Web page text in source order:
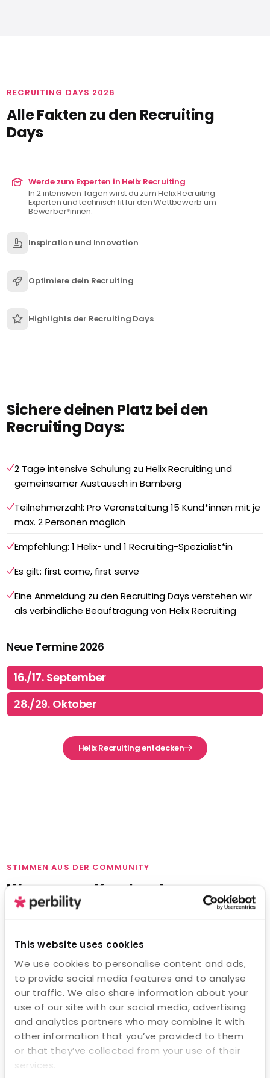
This website uses cookies
We use cookies to personalise content and ads,
to provide social media features and to analyse
our traffic. We also share information about your
use of our site with our social media, advertising
and analytics partners who may combine it with
other information that you’ve provided to them
or that they’ve collected from your use of their
services.
RECRUITING DAYS 2026
Alle Fakten zu den Recruiting
Days
Werde zum Experten in Helix Recruiting
In 2 intensiven Tagen wirst du zum Helix Recruiting
Experten und technisch fit für den Wettbewerb um
Bewerber*innen.
Inspiration und Innovation
Optimiere dein Recruiting
Highlights der Recruiting Days
Sichere deinen Platz bei den
Recruiting Days:
2 Tage intensive Schulung zu Helix Recruiting und
gemeinsamer Austausch in Bamberg
Teilnehmerzahl: Pro Veranstaltung 15 Kund*innen mit je
max. 2 Personen möglich
Empfehlung: 1 Helix- und 1 Recruiting-Spezialist*in
Es gilt: first come, first serve
Eine Anmeldung zu den Recruiting Days verstehen wir
als verbindliche Beauftragung von Helix Recruiting
Neue Termine 2026
16./17. September
28./29. Oktober
Helix Recruiting entdecken
STIMMEN AUS DER COMMUNITY
Was unsere Kunden dazu
sagen
Kreissparkasse Esslingen-
Nürtingen
Frank Messinger
Bank 1 Saar eG